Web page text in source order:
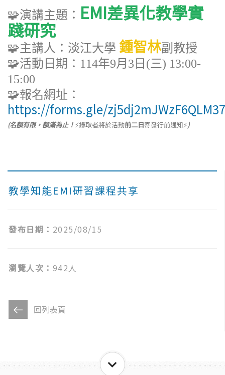
教學知能EMI研習課程共享
發布日期： 2025/08/15
瀏覽人次： 942人
回列表頁
🧩演講主題： EMI差異化教學實
踐研究
🧩主講人：淡江大學 鍾智林副教授
🧩活動日期：114年9月3日(三) 13:00-
15:00
🧩報名網址：
https://forms.gle/zj5dj2mJWzF6QLM37
(名額有限，額滿為止！ ⚡錄取者將於活動前二日寄發行前通知⚡)